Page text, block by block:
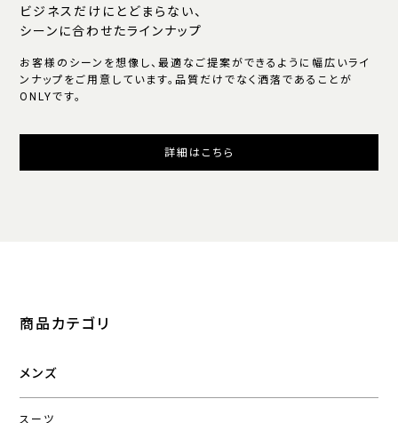
ビジネスだけにとどまらない、
シーンに合わせたラインナップ
お客様のシーンを想像し、最適なご提案ができるように幅広いライ
ンナップをご用意しています。品質だけでなく洒落であることが
ONLYです。
詳細はこちら
商品カテゴリ
メンズ
スーツ